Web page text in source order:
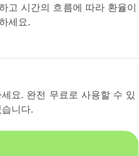
고 시간의 흐름에 따라 환율이
세요.
요. 완전 무료로 사용할 수 있
니다.